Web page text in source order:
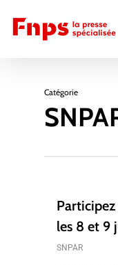
main
Catégorie
Participez
les 8 et 9
SNPAR